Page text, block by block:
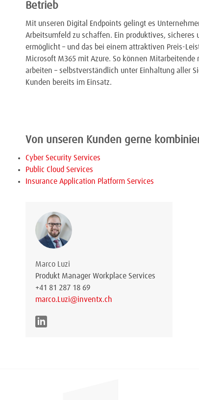
Betrieb
Mit unseren Digital Endpoints gelingt es
Arbeitsumfeld zu schaffen. Ein produktives,
ermöglicht – und das bei einem attraktiven Preis-
Microsoft M365 mit Azure. So können
arbeiten – selbstverständlich unter Einhaltung aller
Kunden bereits im Einsatz.
Von unseren Kunden gerne
Cyber Security Services
Public Cloud Services
Insurance Application Platform Services
Marco Luzi
Produkt Manager Workplace Services
+41 81 287 18 69
marco.Luzi@inventx.ch